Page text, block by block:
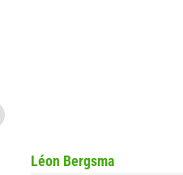
Léon Bergsma